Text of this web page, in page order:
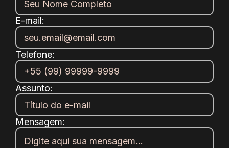
E-mail:
Telefone:
Assunto:
Mensagem: